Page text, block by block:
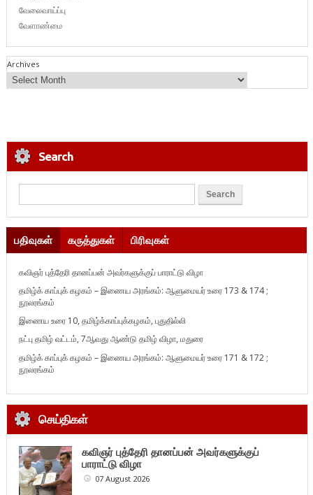
வேலைவாய்ப்பு
வேளாண்மை
Archives
Search
பதிவுகள் கருத்துகள் பிரிவுகள்
கவிஞர் புத்தேரி தானப்பன் அவர்களுக்குப் பாராட்டு விழா
தமிழ்க் காப்புக் கழகம் – இணைய அரங்கம்: ஆளுமையர் உரை 173 & 174 ;
நூலரங்கம்
இணைய உரை 10, தமிழ்க்காப்புக்கழகம், புதுதில்லி
நட்பு தமிழ் வட்டம், 7ஆவது ஆண்டு தமிழ் விழா, மதுரை
தமிழ்க் காப்புக் கழகம் – இணைய அரங்கம்: ஆளுமையர் உரை 171 & 172 ;
நூலரங்கம்
செய்திகள்
கவிஞர் புத்தேரி தானப்பன் அவர்களுக்குப்
பாராட்டு விழா
07 August 2026